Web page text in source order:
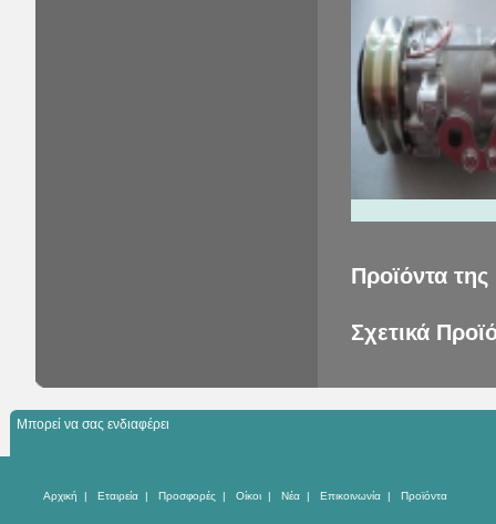
Προϊόντα της
Σχετικά
Μπορεί να σας ενδιαφέρει
Αρχική | Εταιρεία | Προσφορές | Οίκοι | Νέα | Επικοινωνία | Προϊόντα